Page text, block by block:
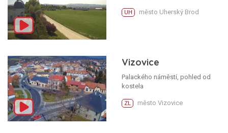
UH město Uherský Brod
Vizovice
Palackého náměstí, pohled od
kostela
ZL město Vizovice